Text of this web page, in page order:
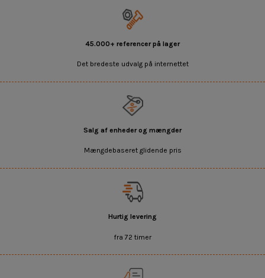
45.000+ referencer på lager
Det bredeste udvalg på internettet
Salg af enheder og mængder
Mængdebaseret glidende pris
Hurtig levering
fra 72 timer